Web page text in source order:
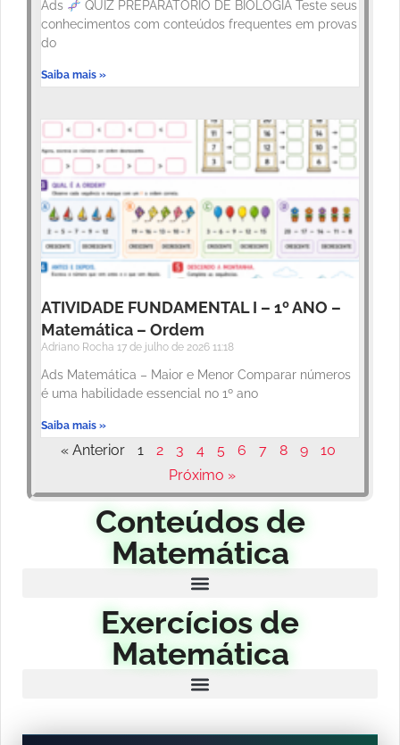
Ads
QUIZ PREPARATÓRIO DE BIOLOGIA Teste seus
conhecimentos com conteúdos frequentes em provas
do
Saiba mais »
ATIVIDADE FUNDAMENTAL I – 1º ANO –
Matemática – Ordem
Adriano Rocha 17 de julho de 2026 11:18
Ads Matemática – Maior e Menor Comparar números
é uma habilidade essencial no 1º ano
Saiba mais »
« Anterior 1 2 3 4 5 6 7 8 9
10
Próximo »
Conteúdos de
Matemática
Exercícios de
Matemática